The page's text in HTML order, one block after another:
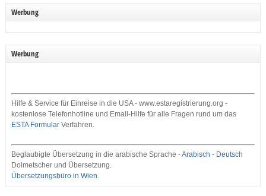
Werbung
Werbung
Hilfe & Service für Einreise in die USA - www.estaregistrierung.org -
kostenlose Telefonhotline und Email-Hilfe für alle Fragen rund um das
ESTA FormularVerfahren.
Beglaubigte Übersetzung in die arabische Sprache -Arabisch - Deutsch
Dolmetscher und Übersetzung.
Übersetzungsbüro in Wien.